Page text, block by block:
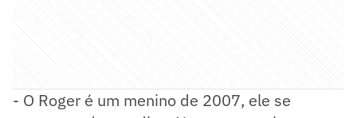
- O Roger é um menino de 2007, ele se